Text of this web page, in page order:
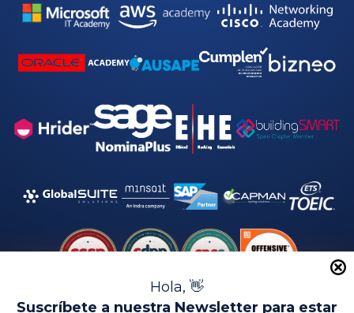
Hola, 👋
Suscríbete a nuestra Newsletter para estar